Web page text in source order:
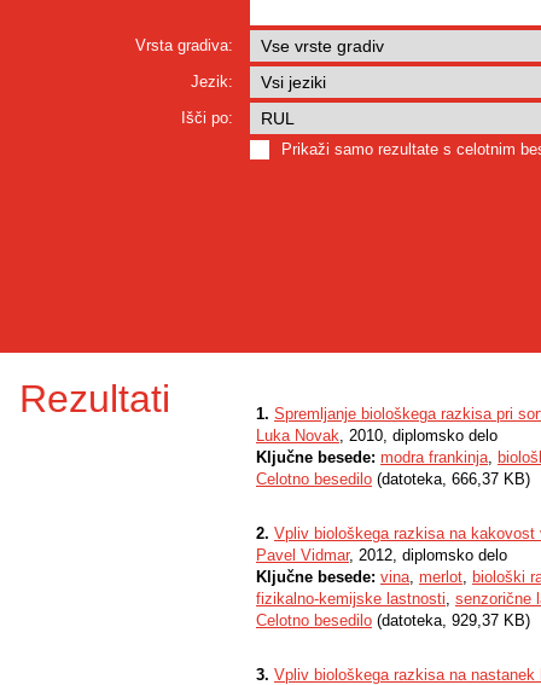
Vrsta gradiva:
Jezik:
Išči po:
Prikaži samo rezultate s celotnim
Rezultati 1. Spremljanje biološkega razkisa pri
Luka Novak, 2010, diplomsko delo
Ključne besede: modra frankinja,
Celotno besedilo (datoteka, 666,37 KB)
2. Vpliv biološkega razkisa na kakovost
Pavel Vidmar, 2012, diplomsko delo
Ključne besede: vina, merlot, biološki
fizikalno-kemijske lastnosti, senzorične
Celotno besedilo (datoteka, 929,37 KB)
3. Vpliv biološkega razkisa na nastanek